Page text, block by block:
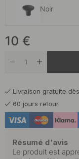
Noir
Noyer
10 €
Livraison gratuite
60 jours retour
Résumé d'avis
Le produit est